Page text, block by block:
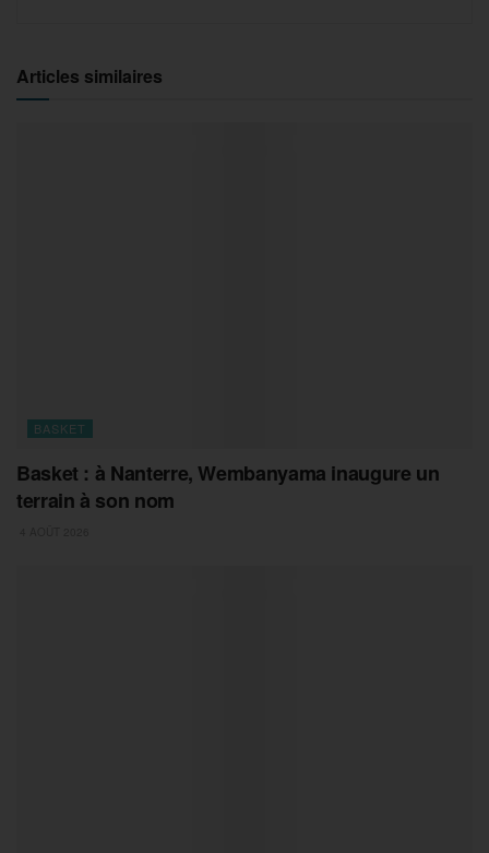
Articles similaires
BASKET
Basket : à Nanterre, Wembanyama inaugure un
terrain à son nom